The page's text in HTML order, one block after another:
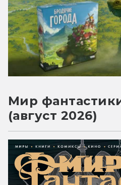
Мир
(август 2026)